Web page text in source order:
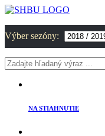
Výber sezóny:
NA STIAHNUTIE